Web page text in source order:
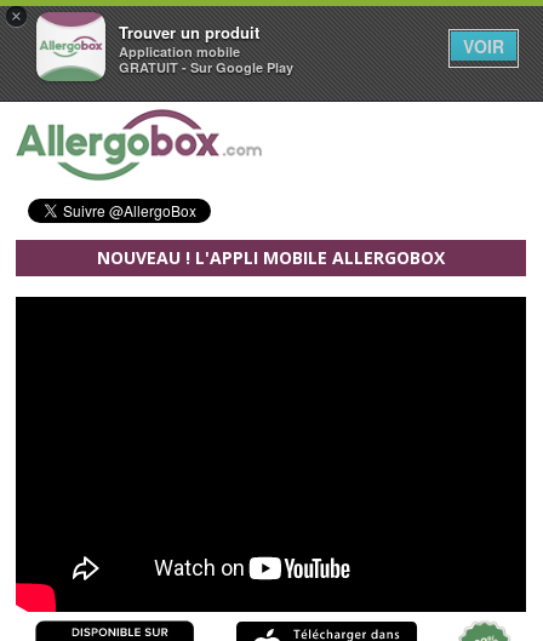
×
Trouver un produit
Application mobile
GRATUIT - Sur Google Play
VOIR
Aller au contenu principal
NOUVEAU ! L'APPLI MOBILE ALLERGOBOX